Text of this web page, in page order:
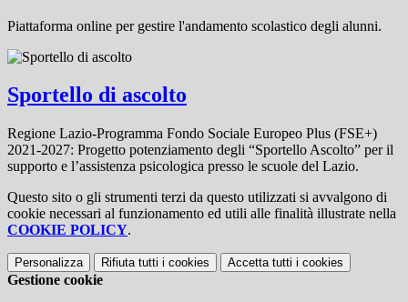
Piattaforma online per gestire l'andamento scolastico degli alunni.
Sportello di ascolto
Regione Lazio-Programma Fondo Sociale Europeo Plus (FSE+)
2021-2027: Progetto potenziamento degli “Sportello Ascolto” per il
supporto e l’assistenza psicologica presso le scuole del Lazio.
Questo sito o gli strumenti terzi da questo utilizzati si avvalgono di
cookie necessari al funzionamento ed utili alle finalità illustrate nella
COOKIE POLICY.
Personalizza Rifiuta tutti i cookies Accetta tutti i cookies
Gestione cookie